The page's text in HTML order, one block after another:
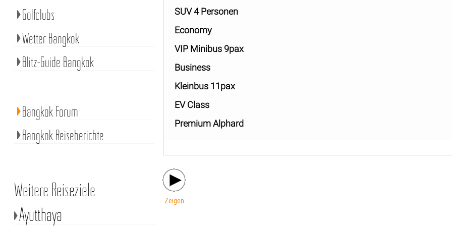
SUV 4 Personen
Economy
VIP Minibus 9pax
Business
Kleinbus 11pax
EV Class
Premium Alphard
Zeigen
Golfclubs
Wetter Bangkok
Blitz-Guide Bangkok
Bangkok Forum
Bangkok Reiseberichte
Weitere Reiseziele
Ayutthaya